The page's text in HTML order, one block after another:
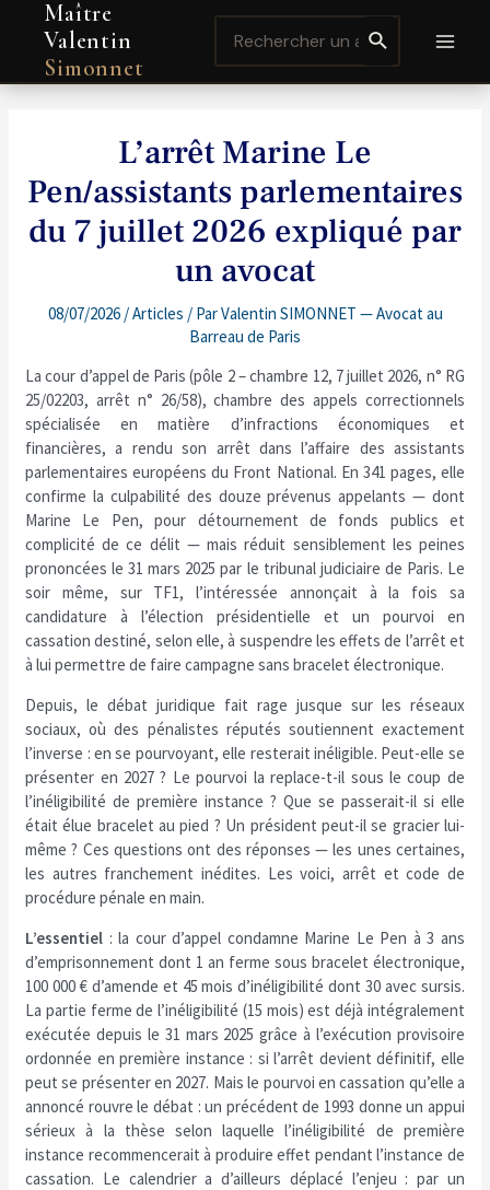
contenu
Maître
Valentin
Simonnet
for:
L’arrêt Marine Le
Pen/assistants parlementaires
du 7 juillet 2026 expliqué par
un avocat
08/07/2026 /Articles / ParValentin SIMONNET — Avocat au
Barreau de Paris
La cour d’appel de Paris (pôle 2 – chambre 12, 7 juillet 2026, n° RG
25/02203, arrêt n° 26/58), chambre des appels correctionnels
spécialisée en matière d’infractions économiques et
financières, a rendu son arrêt dans l’affaire des assistants
parlementaires européens du Front National. En 341 pages, elle
confirme la culpabilité des douze prévenus appelants — dont
Marine Le Pen, pour détournement de fonds publics et
complicité de ce délit — mais réduit sensiblement les peines
prononcées le 31 mars 2025 par le tribunal judiciaire de Paris. Le
soir même, sur TF1, l’intéressée annonçait à la fois sa
candidature à l’élection présidentielle et un pourvoi en
cassation destiné, selon elle, à suspendre les effets de l’arrêt et
à lui permettre de faire campagne sans bracelet électronique.
Depuis, le débat juridique fait rage jusque sur les réseaux
sociaux, où des pénalistes réputés soutiennent exactement
l’inverse : en se pourvoyant, elle resterait inéligible. Peut-elle se
présenter en 2027 ? Le pourvoi la replace-t-il sous le coup de
l’inéligibilité de première instance ? Que se passerait-il si elle
était élue bracelet au pied ? Un président peut-il se gracier lui-
même ? Ces questions ont des réponses — les unes certaines,
les autres franchement inédites. Les voici, arrêt et code de
procédure pénale en main.
L’essentiel : la cour d’appel condamne Marine Le Pen à 3 ans
d’emprisonnement dont 1 an ferme sous bracelet électronique,
100 000 € d’amende et 45 mois d’inéligibilité dont 30 avec sursis.
La partie ferme de l’inéligibilité (15 mois) est déjà intégralement
exécutée depuis le 31 mars 2025 grâce à l’exécution provisoire
ordonnée en première instance : si l’arrêt devient définitif, elle
peut se présenter en 2027. Mais le pourvoi en cassation qu’elle a
annoncé rouvre le débat : un précédent de 1993 donne un appui
sérieux à la thèse selon laquelle l’inéligibilité de première
instance recommencerait à produire effet pendant l’instance de
cassation. Le calendrier a d’ailleurs déplacé l’enjeu : par un
Navigation
de